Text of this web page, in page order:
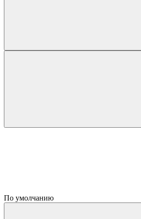
По умолчанию